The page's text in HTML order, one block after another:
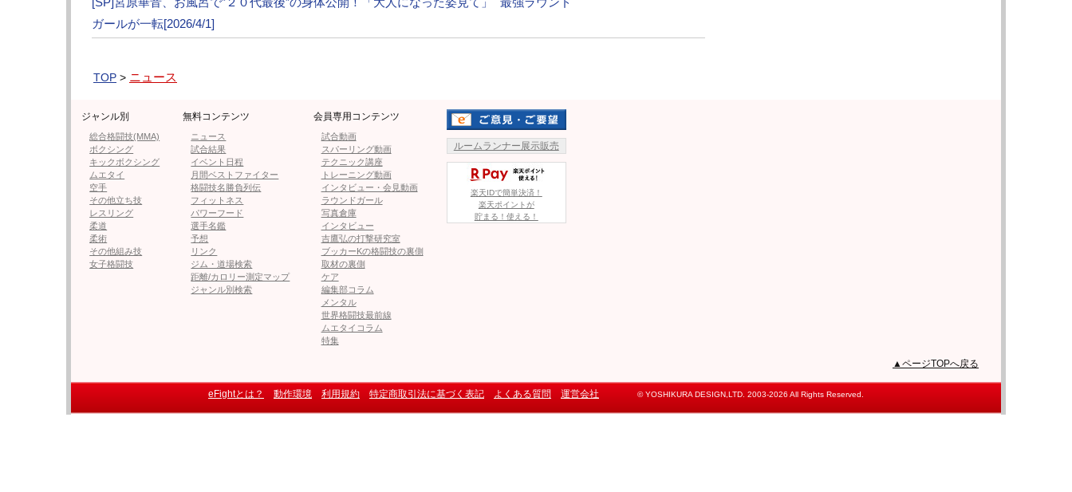
ガールが一転[2026/4/1]
TOP > ニュース
ジャンル別
総合格闘技(MMA)
ボクシング
キックボクシング
ムエタイ
空手
その他立ち技
レスリング
柔道
柔術
その他組み技
女子格闘技
無料コンテンツ
ニュース
試合結果
イベント日程
月間ベストファイター
格闘技名勝負列伝
フィットネス
パワーフード
選手名鑑
予想
リンク
ジム・道場検索
距離/カロリー測定マップ
ジャンル別検索
会員専用コンテンツ
試合動画
スパーリング動画
テクニック講座
トレーニング動画
インタビュー・会見動画
ラウンドガール
写真倉庫
インタビュー
吉鷹弘の打撃研究室
ブッカーKの格闘技の裏側
取材の裏側
ケア
編集部コラム
メンタル
世界格闘技最前線
ムエタイコラム
特集
ルームランナー展示販売
楽天IDで簡単決済！
楽天ポイントが
貯まる！使える！
▲ページTOPへ戻る
eFightとは？ 動作環境 利用規約 特定商取引法に基づく表記 よくある質問 運営会社 © YOSHIKURA DESIGN,LTD. 2003-2026 All Rights Reserved.